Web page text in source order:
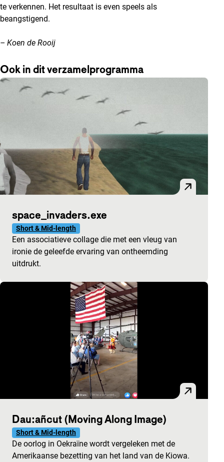
te verkennen. Het resultaat is even speels als
beangstigend.
– Koen de Rooij
Ook in dit verzamelprogramma
space_invaders.exe
Short & Mid-length
Een associatieve collage die met een vleug van
ironie de geleefde ervaring van ontheemding
uitdrukt.
Dau:añcut (Moving Along Image)
Short & Mid-length
De oorlog in Oekraïne wordt vergeleken met de
Amerikaanse bezetting van het land van de Kiowa.